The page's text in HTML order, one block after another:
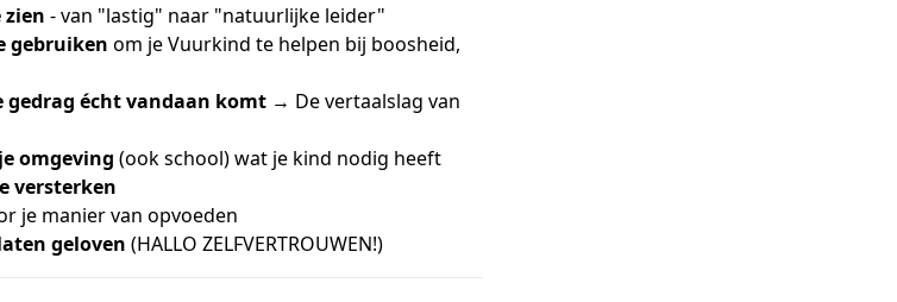
zien - van "lastig" naar "natuurlijke leider"
gebruiken om je Vuurkind te helpen bij boosheid,
gedrag écht vandaan komt → De vertaalslag van
omgeving (ook school) wat je kind nodig heeft
versterken
je manier van opvoeden
geloven (HALLO ZELFVERTROUWEN!)